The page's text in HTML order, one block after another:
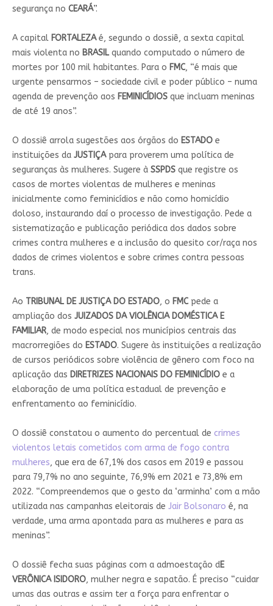
segurança no CEARÁ”.
A capital FORTALEZAé, segundo o dossiê, a sexta capital
mais violenta no BRASILquando computado o número de
mortes por 100 mil habitantes. Para o FMC, “é mais que
urgente pensarmos – sociedade civil e poder público – numa
agenda de prevenção aos FEMINICÍDIOSque incluam meninas
de até 19 anos”.
O dossiê arrola sugestões aos órgãos do ESTADOe
instituições da JUSTIÇApara proverem uma política de
seguranças às mulheres. Sugere à SSPDSque registre os
casos de mortes violentas de mulheres e meninas
inicialmente como feminicídios e não como homicídio
doloso, instaurando daí o processo de investigação. Pede a
sistematização e publicação periódica dos dados sobre
crimes contra mulheres e a inclusão do quesito cor/raça nos
dados de crimes violentos e sobre crimes contra pessoas
trans.
Ao TRIBUNAL DE JUSTIÇA DO ESTADO, o FMCpede a
ampliação dos JUIZADOS DA VIOLÊNCIA DOMÉSTICA E
FAMILIAR, de modo especial nos municípios centrais das
macrorregiões do ESTADO. Sugere às instituições a realização
de cursos periódicos sobre violência de gênero com foco na
aplicação das DIRETRIZES NACIONAIS DO FEMINICÍDIOe a
elaboração de uma política estadual de prevenção e
enfrentamento ao feminicídio.
O dossiê constatou o aumento do percentual de crimes
violentos letais cometidos com arma de fogo contra
mulheres, que era de 67,1% dos casos em 2019 e passou
para 79,7% no ano seguinte, 76,9% em 2021 e 73,8% em
2022. “Compreendemos que o gesto da ‘arminha’ com a mão
utilizada nas campanhas eleitorais de Jair Bolsonaro é, na
verdade, uma arma apontada para as mulheres e para as
meninas”.
O dossiê fecha suas páginas com a admoestação dE
VERÔNICA ISIDORO, mulher negra e sapatão. É preciso “cuidar
umas das outras e assim ter a força para enfrentar o